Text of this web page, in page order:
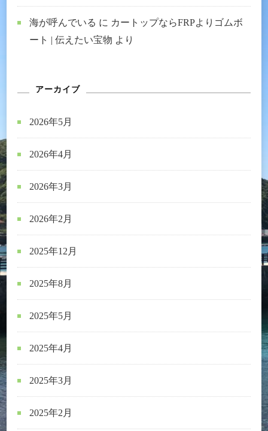
海が呼んでいる に カートップならFRPよりゴムボ
ート | 伝えたい宝物 より
アーカイブ
2026年5月
2026年4月
2026年3月
2026年2月
2025年12月
2025年8月
2025年5月
2025年4月
2025年3月
2025年2月